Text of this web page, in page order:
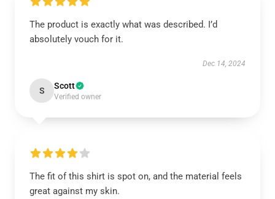
The product is exactly what was described. I’d
absolutely vouch for it.
Dec 14, 2024
S Scott
Verified owner
The fit of this shirt is spot on, and the material feels
great against my skin.